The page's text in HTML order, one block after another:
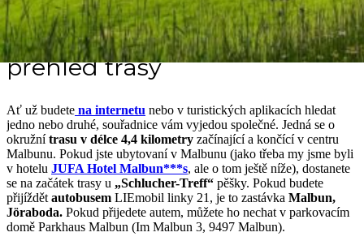
Sassweg alias Forscherweg –
přehled trasy
Ať už budete na internetu nebo v turistických aplikacích hledat
jedno nebo druhé, souřadnice vám vyjedou společné. Jedná se o
okružnítrasu v délce 4,4 kilometry začínající a končící v centru
Malbunu. Pokud jste ubytovaní v Malbunu (jako třeba my jsme byli
v hotelu JUFA Hotel Malbun***s, ale o tom ještě níže), dostanete
se na začátek trasy u „Schlucher-Treff“ pěšky. Pokud budete
přijíždět autobusem LIEmobil linky 21, je to zastávka Malbun,
Jöraboda. Pokud přijedete autem, můžete ho nechat v parkovacím
domě Parkhaus Malbun (Im Malbun 3, 9497 Malbun).